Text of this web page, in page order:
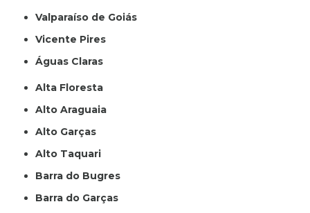
Valparaíso de Goiás
Vicente Pires
Águas Claras
Alta Floresta
Alto Araguaia
Alto Garças
Alto Taquari
Barra do Bugres
Barra do Garças